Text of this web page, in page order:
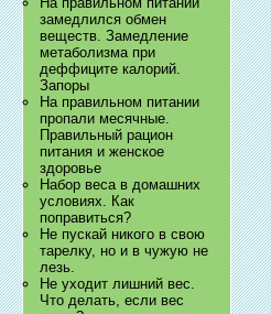
замедлился обмен
веществ. Замедление
метаболизма при
деффиците калорий.
Запоры
На правильном питании
пропали месячные.
Правильный рацион
питания и женское
здоровье
Набор веса в домашних
условиях. Как
поправиться?
Не пускай никого в свою
тарелку, но и в чужую не
лезь.
Не уходит лишний вес.
Что делать, если вес